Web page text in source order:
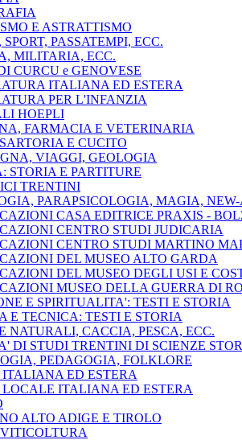
E ASTRATTISMO
PASSATEMPI, ECC.
MILITARIA, ECC.
CURCU e GENOVESE
ITALIANA ED ESTERA
PER L'INFANZIA
HOEPLI
FARMACIA E VETERINARIA
E CUCITO
VIAGGI, GEOLOGIA
STORIA E PARTITURE
TRENTINI
PARAPSICOLOGIA, MAGIA,
CASA EDITRICE PRAXIS -
CENTRO STUDI JUDICARIA
CENTRO STUDI MARTINO
DEL MUSEO ALTO GARDA
DEL MUSEO DEGLI USI E
MUSEO DELLA GUERRA DI
E SPIRITUALITA': TESTI E STORIA
E TECNICA: TESTI E STORIA
NATURALI, CACCIA, PESCA, ECC.
DI STUDI TRENTINI DI SCIENZE
PEDAGOGIA, FOLKLORE
ITALIANA ED ESTERA
LOCALE ITALIANA ED ESTERA
ALTO ADIGE E TIROLO